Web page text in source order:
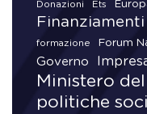
Donazioni Ets
formazione Forum
Governo
Ministero
politiche